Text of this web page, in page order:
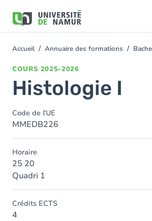
contenu
You
Accueil Annuaire des formations
COURS 2025-2026
Histologie I
Code de l'UE
MMEDB226
Horaire
25 20
Quadri 1
Crédits ECTS
4